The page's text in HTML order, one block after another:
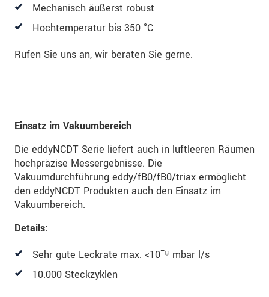
Mechanisch äußerst robust
Hochtemperatur bis 350 °C
Rufen Sie uns an, wir beraten Sie gerne.
Einsatz im Vakuumbereich
Die eddyNCDT Serie liefert auch in luftleeren Räumen
hochpräzise Messergebnisse. Die
Vakuumdurchführung eddy/fB0/fB0/triax ermöglicht
den eddyNCDT Produkten auch den Einsatz im
Vakuumbereich.
Details:
Sehr gute Leckrate max. <10ˉ⁸ mbar l/s
10.000 Steckzyklen